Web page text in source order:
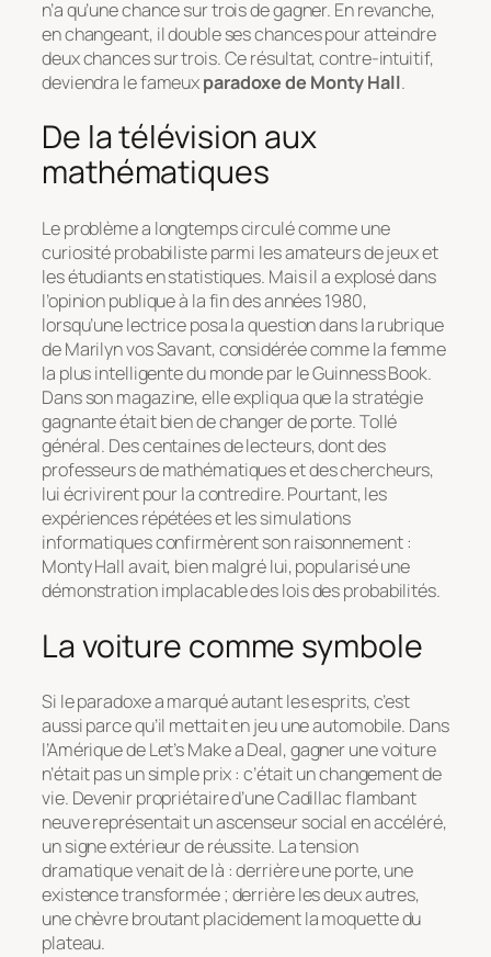
n’a qu’une chance sur trois de gagner. En revanche,
en changeant, il double ses chances pour atteindre
deux chances sur trois. Ce résultat, contre-intuitif,
deviendra le fameuxparadoxe de Monty Hall.
De la télévision aux
mathématiques
Le problème a longtemps circulé comme une
curiosité probabiliste parmi les amateurs de jeux et
les étudiants en statistiques. Mais il a explosé dans
l’opinion publique à la fin des années 1980,
lorsqu’une lectrice posa la question dans la rubrique
de Marilyn vos Savant, considérée comme la femme
la plus intelligente du monde par leGuinness Book.
Dans son magazine, elle expliqua que la stratégie
gagnante était bien de changer de porte. Tollé
général. Des centaines de lecteurs, dont des
professeurs de mathématiques et des chercheurs,
lui écrivirent pour la contredire. Pourtant, les
expériences répétées et les simulations
informatiques confirmèrent son raisonnement :
Monty Hall avait, bien malgré lui, popularisé une
démonstration implacable des lois des probabilités.
La voiture comme symbole
Si le paradoxe a marqué autant les esprits, c’est
aussi parce qu’il mettait en jeu une automobile. Dans
l’Amérique deLet’s Make a Deal, gagner une voiture
n’était pas un simple prix : c’était un changement de
vie. Devenir propriétaire d’une Cadillac flambant
neuve représentait un ascenseur social en accéléré,
un signe extérieur de réussite. La tension
dramatique venait de là : derrière une porte, une
existence transformée ; derrière les deux autres,
une chèvre broutant placidement la moquette du
plateau.